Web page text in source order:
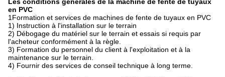
Les conditions générales de la machine de fente de tuyaux
en PVC
1Formation et services de machines de fente de tuyaux en PVC
1) Instruction à l'installation sur le terrain
2) Débogage du matériel sur le terrain et essais si requis par
l'acheteur conformément à la règle.
3) Formation du personnel du client à l'exploitation et à la
maintenance sur le terrain.
4) Fournir des services de conseil technique à long terme.